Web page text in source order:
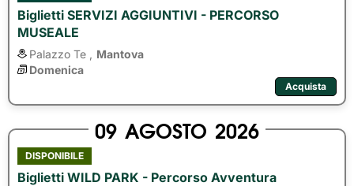
Biglietti SERVIZI AGGIUNTIVI - PERCORSO
MUSEALE
Palazzo Te ,
Mantova
Domenica
Acquista
09 AGOSTO 2026
DISPONIBILE
Biglietti WILD PARK - Percorso Avventura